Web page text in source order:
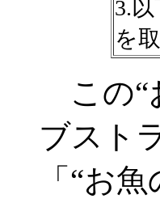
3.
を
この“
ブスト
「“お